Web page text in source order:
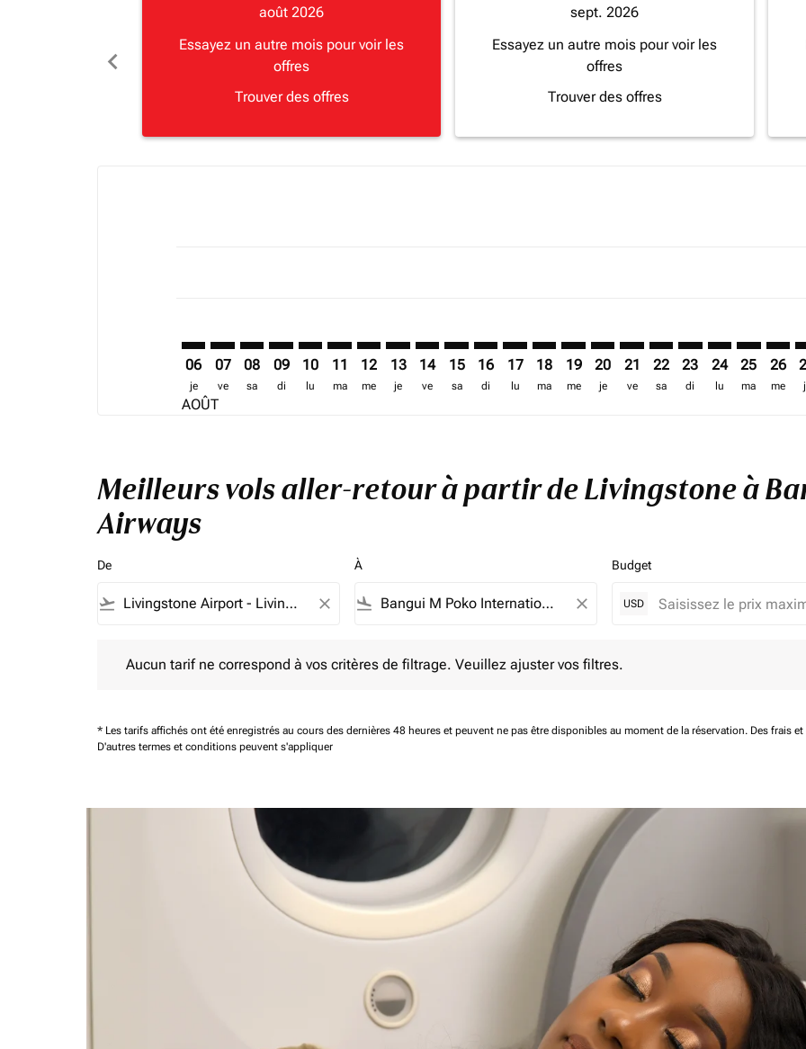
chevron_left
août 2026
Essayez un autre mois pour voir les
offres
Trouver des offres
sept. 2026
Essayez un autre mois pour voir les
offres
Trouver des offres
06
je
AOÛT
07
ve
08
sa
09
di
10
lu
11
ma
12
me
13
je
14
ve
15
sa
16
di
17
lu
18
ma
19
me
LVI–BGF: cmp-view-offers-
20
je
LVI–BGF: cmp-view-
21
ve
LVI–BGF: cmp-view-
22
sa
LVI–BGF: cmp-
23
di
LVI–BGF:
24
lu
25
ma
26
me
Meilleurs vols aller-retour à partir de Livingstone à
Airways
De
flight_takeoff close
À
flight_land close
Budget
USD
Aucun tarif ne correspond à vos critères de filtrage. Veuillez ajuster vos filtres.
* Les tarifs affichés ont été enregistrés au cours des dernières 48 heures et peuvent ne pas être disponibles au moment de la réservation. Des frais
D'autres termes et conditions peuvent s'appliquer